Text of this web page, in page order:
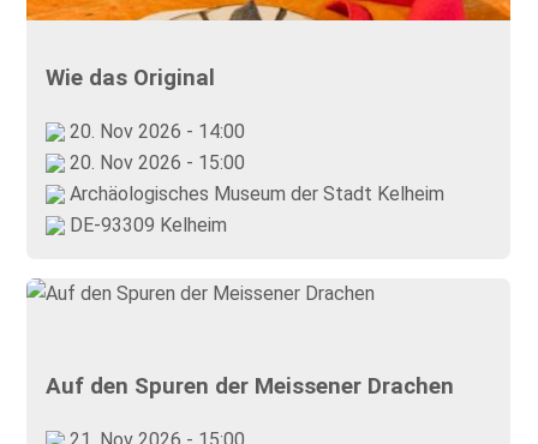
Wie das Original
20. Nov 2026 - 14:00
20. Nov 2026 - 15:00
Archäologisches Museum der Stadt Kelheim
DE-93309 Kelheim
Auf den Spuren der Meissener Drachen
21. Nov 2026 - 15:00